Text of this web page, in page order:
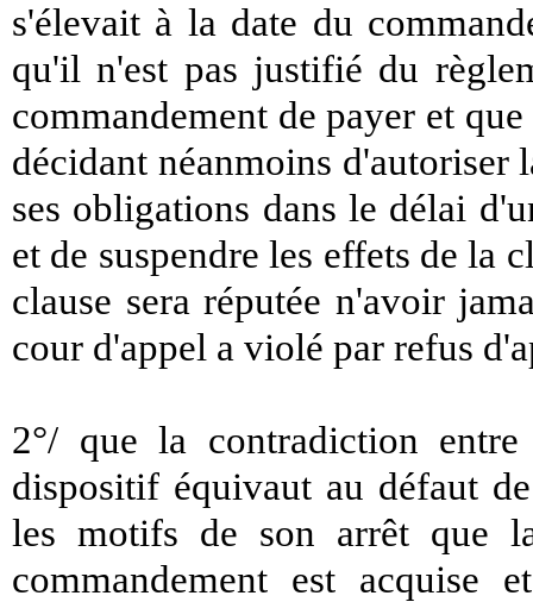
s'élevait à la date du
qu'il n'est pas justifié du
commandement de payer et
décidant néanmoins d'autoriser
ses obligations dans le délai
et de suspendre les effets de la
clause sera réputée n'avoir
cour d'appel a violé par refus
2°/ que la contradiction
dispositif équivaut au défaut
les motifs de son arrêt que
commandement est